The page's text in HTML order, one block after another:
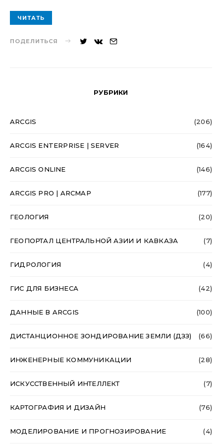
ЧИТАТЬ
ПОДЕЛИТЬСЯ
РУБРИКИ
ARCGIS (206)
ARCGIS ENTERPRISE | SERVER (164)
ARCGIS ONLINE (146)
ARCGIS PRO | ARCMAP (177)
ГЕОЛОГИЯ (20)
ГЕОПОРТАЛ ЦЕНТРАЛЬНОЙ АЗИИ И КАВКАЗА (7)
ГИДРОЛОГИЯ (4)
ГИС ДЛЯ БИЗНЕСА (42)
ДАННЫЕ В ARCGIS (100)
ДИСТАНЦИОННОЕ ЗОНДИРОВАНИЕ ЗЕМЛИ (ДЗЗ) (66)
ИНЖЕНЕРНЫЕ КОММУНИКАЦИИ (28)
ИСКУССТВЕННЫЙ ИНТЕЛЛЕКТ (7)
КАРТОГРАФИЯ И ДИЗАЙН (76)
МОДЕЛИРОВАНИЕ И ПРОГНОЗИРОВАНИЕ (4)